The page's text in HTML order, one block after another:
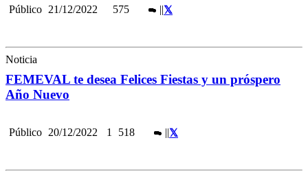
Público 21/12/2022 575 ||
Noticia
FEMEVAL te desea Felices Fiestas y un próspero
Año Nuevo
Público 20/12/2022 1 518 ||